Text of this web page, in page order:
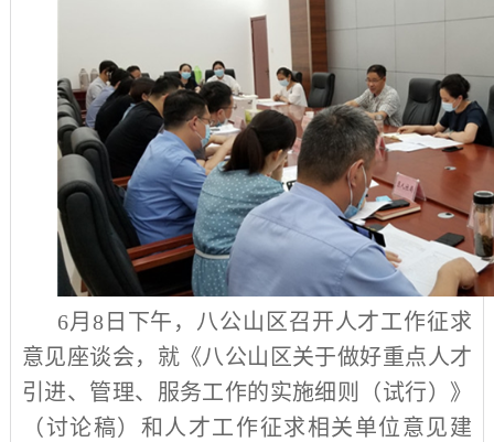
6月8日下午，八公山区召开人才工作征求
意见座谈会，就《八公山区关于做好重点人才
引进、管理、服务工作的实施细则（试行）》
（讨论稿）和人才工作征求相关单位意见建